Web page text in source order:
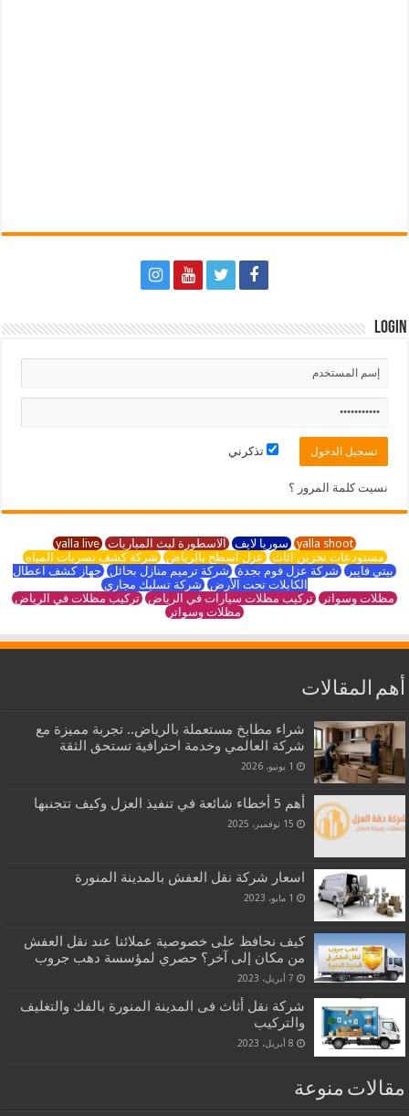
Login
تذكرني
نسيت كلمة المرور ؟
yalla shoot سوريا لايف الاسطورة لبث المباريات yalla live
مستودعات تخزين اثاث عزل اسطح بالرياض شركة كشف تسربات المياه
بيتي فايبر شركة عزل فوم بجدة شركة ترميم منازل بحائل جهاز كشف اعطال
الكابلات تحت الأرض شركة تسليك مجاري
مظلات وسواتر تركيب مظلات سيارات في الرياض تركيب مظلات في الرياض
مظلات وسواتر
أهم المقالات
شراء مطابخ مستعملة بالرياض.. تجربة مميزة مع
شركة العالمي وخدمة احترافية تستحق الثقة
1 يونيو، 2026
أهم 5 أخطاء شائعة في تنفيذ العزل وكيف تتجنبها
15 نوفمبر، 2025
اسعار شركة نقل العفش بالمدينة المنورة
1 مايو، 2023
كيف نحافظ على خصوصية عملائنا عند نقل العفش
من مكان إلى آخر؟ حصري لمؤسسة دهب جروب
7 أبريل، 2023
شركة نقل أثاث فى المدينة المنورة بالفك والتغليف
والتركيب
8 أبريل، 2023
مقالات منوعة